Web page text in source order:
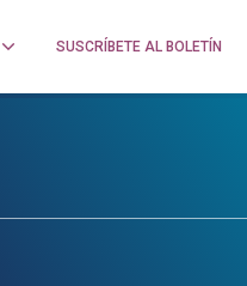
SUSCRÍBETE AL BOLETÍN